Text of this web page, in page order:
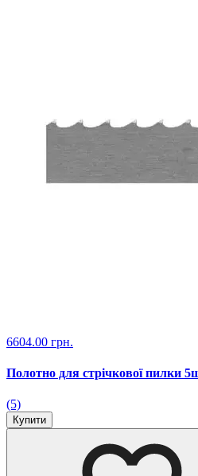
6604.00 грн.
Полотно для стрічкової пилки
(5)
Купити